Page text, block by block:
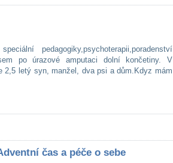
pedagogiky,psychoterapii,poradenství
po úrazové amputaci dolní končetiny. V
2,5 letý syn, manžel, dva psi a dům.Kdyz mám
čas a péče o sebe